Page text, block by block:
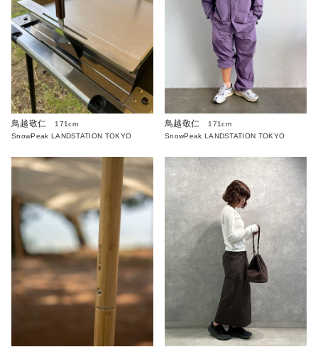
鳥越敬仁
171cm
SnowPeak LANDSTATION TOKYO
鳥越敬仁
171cm
SnowPeak LANDSTATION TOKYO